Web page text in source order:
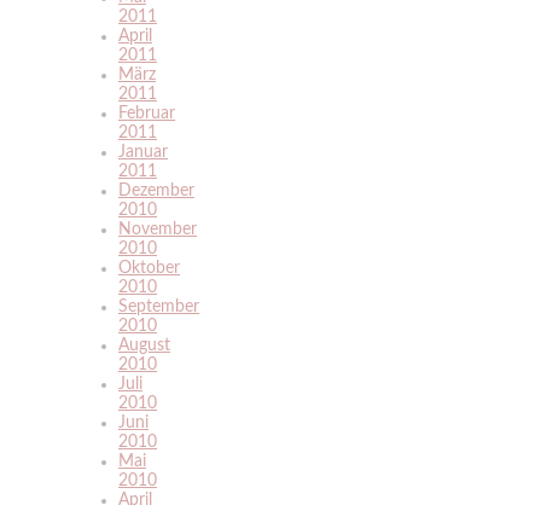
2011
April
2011
März
2011
Februar
2011
Januar
2011
Dezember
2010
November
2010
Oktober
2010
September
2010
August
2010
Juli
2010
Juni
2010
Mai
2010
April